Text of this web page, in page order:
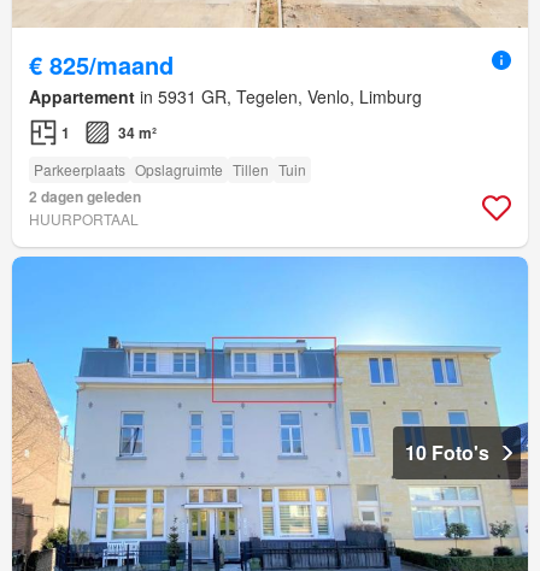
€ 825/maand
Appartement in 5931 GR, Tegelen, Venlo, Limburg
1 34 m²
Parkeerplaats Opslagruimte Tillen Tuin
2 dagen geleden
HUURPORTAAL
10 Foto's